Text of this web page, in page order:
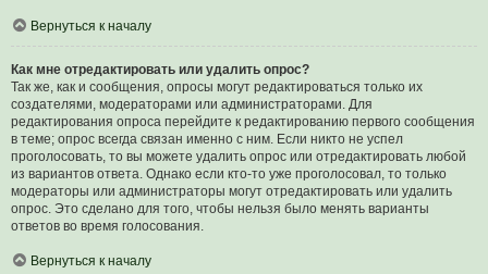
Вернуться к началу
Как мне отредактировать или удалить опрос?
Так же, как и сообщения, опросы могут редактироваться только их
создателями, модераторами или администраторами. Для
редактирования опроса перейдите к редактированию первого сообщения
в теме; опрос всегда связан именно с ним. Если никто не успел
проголосовать, то вы можете удалить опрос или отредактировать любой
из вариантов ответа. Однако если кто-то уже проголосовал, то только
модераторы или администраторы могут отредактировать или удалить
опрос. Это сделано для того, чтобы нельзя было менять варианты
ответов во время голосования.
Вернуться к началу